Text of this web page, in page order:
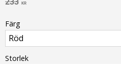
KR
Färg
Storlek